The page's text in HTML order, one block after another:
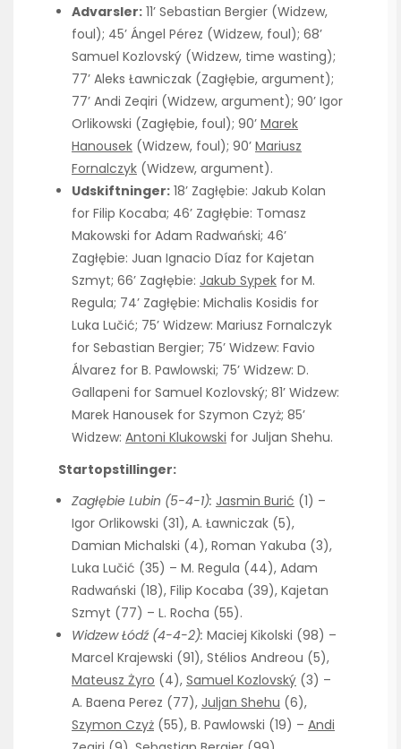
Advarsler: 11’ Sebastian Bergier (Widzew,
foul); 45’ Ángel Pérez (Widzew, foul); 68’
Samuel Kozlovský (Widzew, time wasting);
77’ Aleks Ławniczak (Zagłębie, argument);
77’ Andi Zeqiri (Widzew, argument); 90’ Igor
Orlikowski (Zagłębie, foul); 90’ Marek
Hanousek (Widzew, foul); 90’ Mariusz
Fornalczyk (Widzew, argument).
Udskiftninger: 18’ Zagłębie: Jakub Kolan
for Filip Kocaba; 46’ Zagłębie: Tomasz
Makowski for Adam Radwański; 46’
Zagłębie: Juan Ignacio Díaz for Kajetan
Szmyt; 66’ Zagłębie: Jakub Sypek for M.
Regula; 74’ Zagłębie: Michalis Kosidis for
Luka Lučić; 75’ Widzew: Mariusz Fornalczyk
for Sebastian Bergier; 75’ Widzew: Favio
Álvarez for B. Pawlowski; 75’ Widzew: D.
Gallapeni for Samuel Kozlovský; 81’ Widzew:
Marek Hanousek for Szymon Czyż; 85’
Widzew: Antoni Klukowski for Juljan Shehu.
Startopstillinger:
Zagłębie Lubin (5-4-1): Jasmin Burić (1) –
Igor Orlikowski (31), A. Ławniczak (5),
Damian Michalski (4), Roman Yakuba (3),
Luka Lučić (35) – M. Regula (44), Adam
Radwański (18), Filip Kocaba (39), Kajetan
Szmyt (77) – L. Rocha (55).
Widzew Łódź (4-4-2): Maciej Kikolski (98) –
Marcel Krajewski (91), Stélios Andreou (5),
Mateusz Żyro (4), Samuel Kozlovský (3) –
A. Baena Perez (77), Juljan Shehu (6),
Szymon Czyż (55), B. Pawlowski (19) – Andi